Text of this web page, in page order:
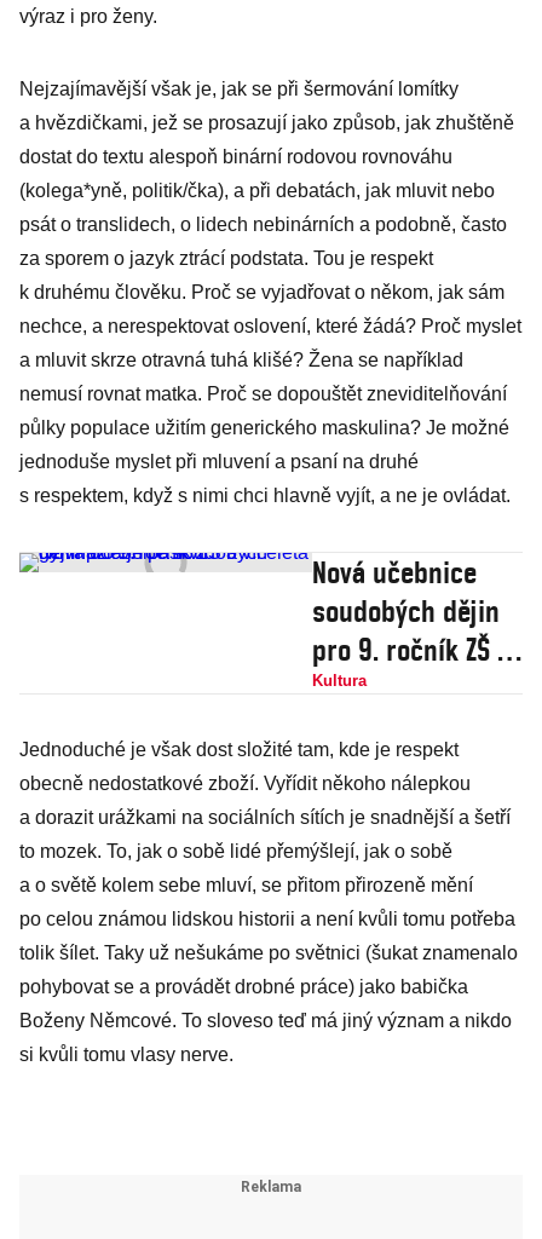
výraz i pro ženy.
Nejzajímavější však je, jak se při šermování lomítky
a hvězdičkami, jež se prosazují jako způsob, jak zhuštěně
dostat do textu alespoň binární rodovou rovnováhu
(kolega*yně, politik/čka), a při debatách, jak mluvit nebo
psát o translidech, o lidech nebinárních a podobně, často
za sporem o jazyk ztrácí podstata. Tou je respekt
k druhému člověku. Proč se vyjadřovat o někom, jak sám
nechce, a nerespektovat oslovení, které žádá? Proč myslet
a mluvit skrze otravná tuhá klišé? Žena se například
nemusí rovnat matka. Proč se dopouštět zneviditelňování
půlky populace užitím generického maskulina? Je možné
jednoduše myslet při mluvení a psaní na druhé
s respektem, když s nimi chci hlavně vyjít, a ne je ovládat.
Nová učebnice
soudobých dějin
pro 9. ročník ZŠ a
víceletá gymnázia
Kultura
Jednoduché je však dost složité tam, kde je respekt
obecně nedostatkové zboží. Vyřídit někoho nálepkou
a dorazit urážkami na sociálních sítích je snadnější a šetří
to mozek. To, jak o sobě lidé přemýšlejí, jak o sobě
a o světě kolem sebe mluví, se přitom přirozeně mění
po celou známou lidskou historii a není kvůli tomu potřeba
tolik šílet. Taky už nešukáme po světnici (šukat znamenalo
pohybovat se a provádět drobné práce) jako babička
Boženy Němcové. To sloveso teď má jiný význam a nikdo
si kvůli tomu vlasy nerve.